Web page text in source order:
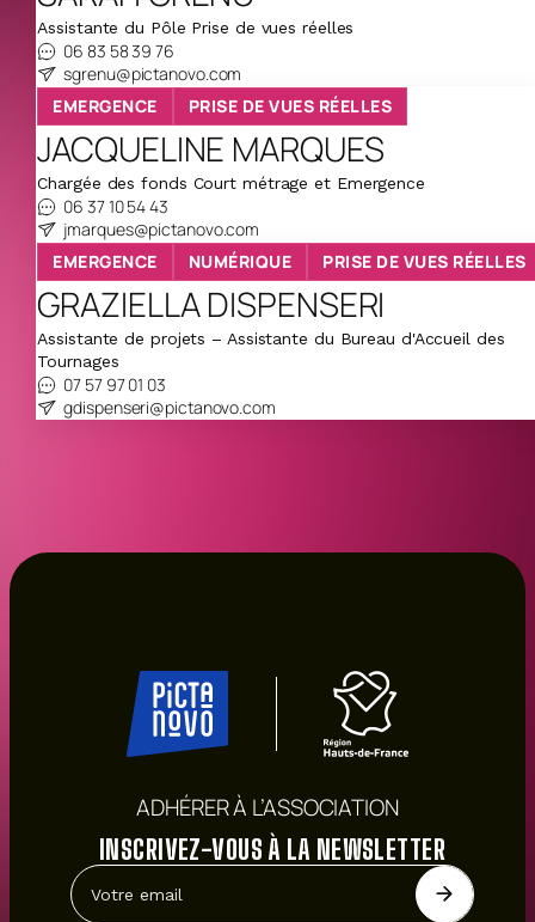
Assistante du Pôle Prise de vues réelles
06 83 58 39 76
sgrenu@pictanovo.com
JACQUELINE MARQUES
Chargée des fonds Court métrage et Emergence
EMERGENCE PRISE DE VUES RÉELLES
06 37 10 54 43
jmarques@pictanovo.com
GRAZIELLA DISPENSERI
Assistante de projets – Assistante du Bureau d'Accueil des
Tournages
EMERGENCE NUMÉRIQUE PRISE DE VUES RÉELLES
07 57 97 01 03
gdispenseri@pictanovo.com
ADHÉRER À L’ASSOCIATION
INSCRIVEZ-VOUS À LA NEWSLETTER